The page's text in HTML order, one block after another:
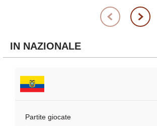
IN NAZIONALE
Partite giocate